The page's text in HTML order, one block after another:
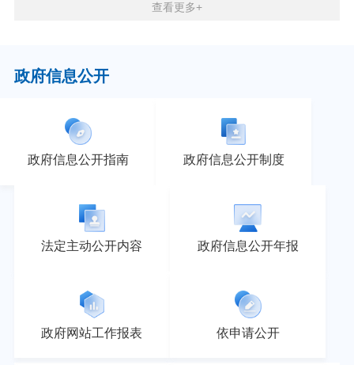
查看更多+
政府信息公开
政府信息公开指南 政府信息公开制度
法定主动公开内容 政府信息公开年报
政府网站工作报表 依申请公开